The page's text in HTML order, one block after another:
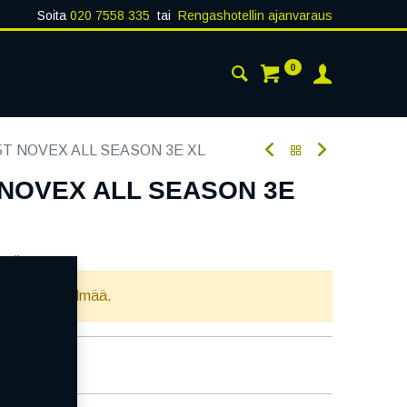
Soita 020 7558 335 tai Rengashotellin ajanvaraus
0
NOVEX ALL SEASON 3E XL
ALL SEASON 3E
232896
yhdistelmää.